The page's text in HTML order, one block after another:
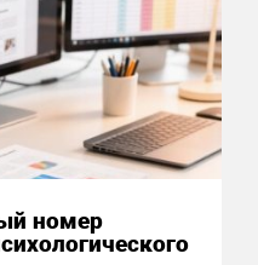
номер